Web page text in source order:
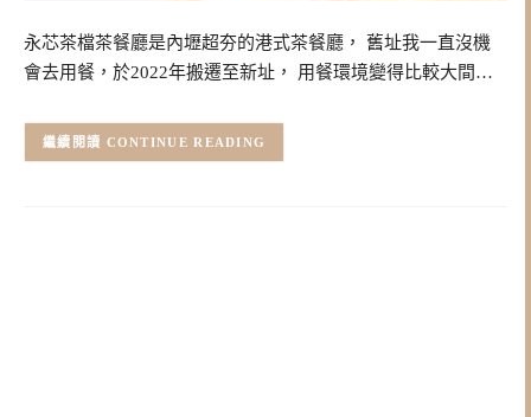
永芯茶檔茶餐廳是內壢超夯的港式茶餐廳， 舊址我一直沒機
會去用餐，於2022年搬遷至新址， 用餐環境變得比較大間…
CONTINUE READING